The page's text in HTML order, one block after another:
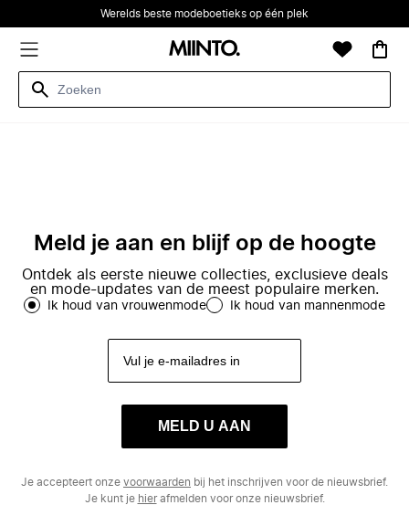
Werelds beste modeboetieks op één plek
Meld je aan en blijf op de hoogte
Ontdek als eerste nieuwe collecties, exclusieve deals
en mode-updates van de meest populaire merken.
Ik houd van vrouwenmode Ik houd van mannenmode
MELD U AAN
Je accepteert onze voorwaarden bij het inschrijven voor de nieuwsbrief.
Je kunt je hierafmelden voor onze nieuwsbrief.